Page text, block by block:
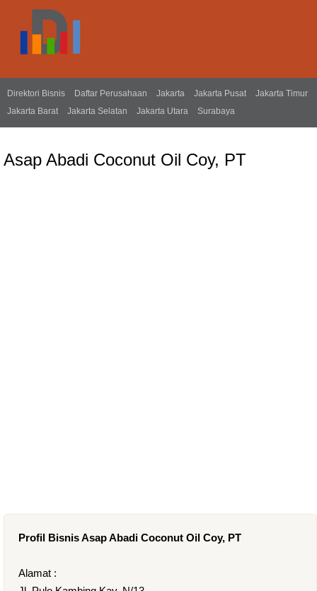
Direktori Bisnis Daftar Perusahaan Jakarta Jakarta Pusat
Jakarta Timur
Jakarta Barat
Jakarta Selatan Jakarta Utara Surabaya
Asap Abadi Coconut Oil Coy, PT
Profil Bisnis Asap Abadi Coconut Oil Coy, PT
Alamat :